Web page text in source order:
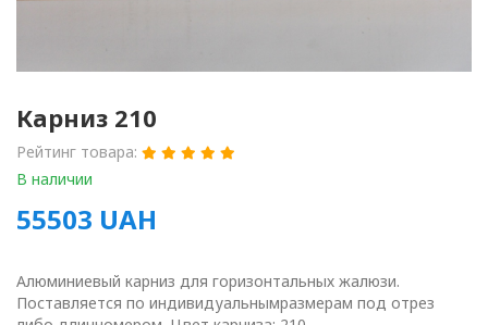
Карниз 210
Рейтинг товара:
В наличии
55503 UAH
Алюминиевый карниз для горизонтальных жалюзи.
Поставляется по индивидуальнымразмерам под отрез